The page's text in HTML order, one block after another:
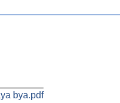
bya.pdf